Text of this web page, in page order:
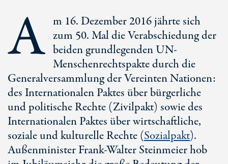
A m 16. Dezember 2016 jährte sich
zum 50. Mal die Verabschiedung der
beiden grundlegenden UN-
Menschenrechtspakte durch die
Generalversammlung der Vereinten Nationen:
des Internationalen Paktes über bürgerliche
und politische Rechte (Zivilpakt) sowie des
Internationalen Paktes über wirtschaftliche,
soziale und kulturelle Rechte (Sozialpakt).
Außenminister Frank-Walter Steinmeier hob